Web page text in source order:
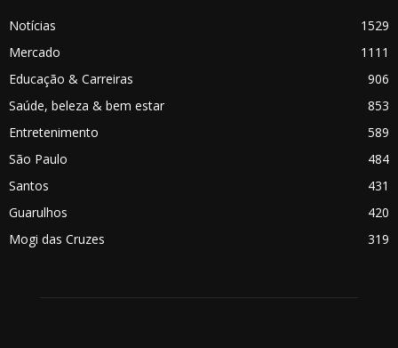
Notícias
1529
Mercado
1111
Educação & Carreiras
906
Saúde, beleza & bem estar
853
Entretenimento
589
São Paulo
484
Santos
431
Guarulhos
420
Mogi das Cruzes
319